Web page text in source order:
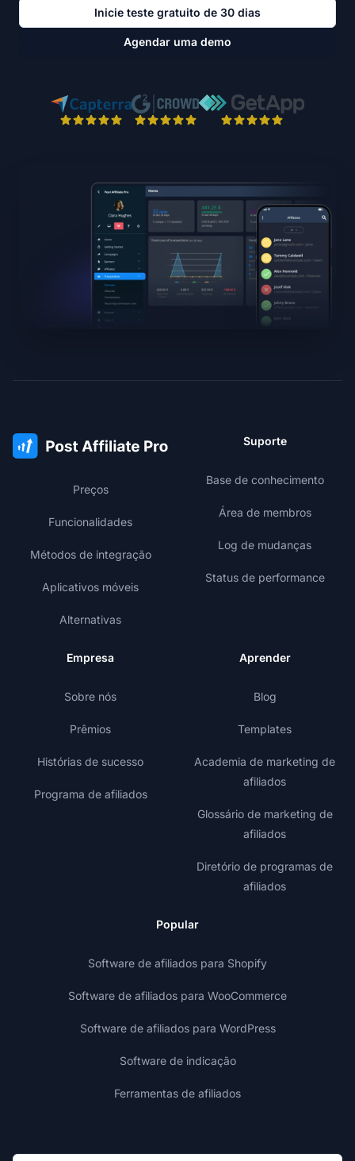
Inicie teste gratuito de 30 dias
Agendar uma demo
Preços
Funcionalidades
Métodos de integração
Aplicativos móveis
Alternativas
Suporte
Base de conhecimento
Área de membros
Log de mudanças
Status de performance
Empresa
Sobre nós
Prêmios
Histórias de sucesso
Programa de afiliados
Aprender
Blog
Templates
Academia de marketing de
afiliados
Glossário de marketing de
afiliados
Diretório de programas de
afiliados
Popular
Software de afiliados para Shopify
Software de afiliados para WooCommerce
Software de afiliados para WordPress
Software de indicação
Ferramentas de afiliados